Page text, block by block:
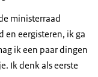
ministerraad
en eergisteren, ik ga
ik een paar dingen
Ik denk als eerste